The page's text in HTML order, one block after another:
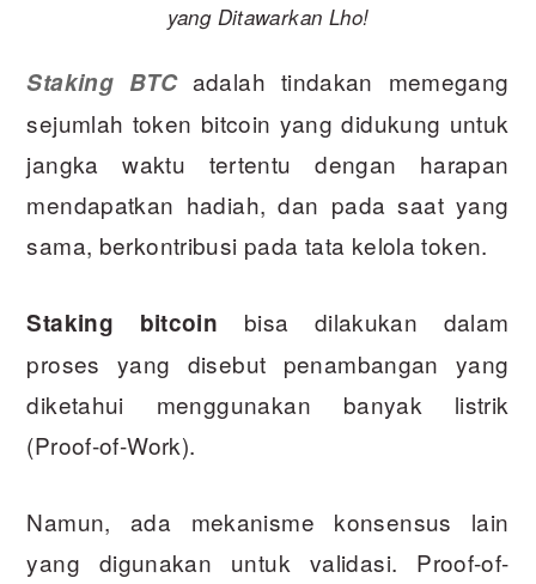
yang Ditawarkan Lho!
Staking BTCadalah tindakan memegang
sejumlah token bitcoin yang didukung untuk
jangka waktu tertentu dengan harapan
mendapatkan hadiah, dan pada saat yang
sama, berkontribusi pada tata kelola token.
Staking bitcoin bisa dilakukan dalam
proses yang disebut penambangan yang
diketahui menggunakan banyak listrik
(Proof-of-Work).
Namun, ada mekanisme konsensus lain
yang digunakan untuk validasi. Proof-of-